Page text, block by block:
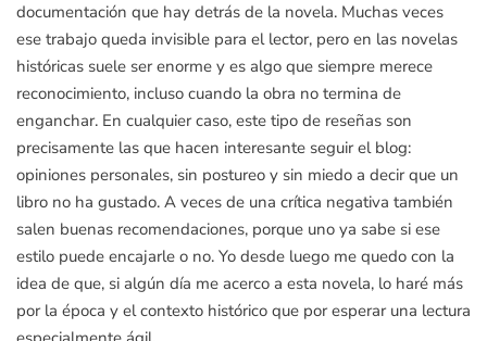
documentación que hay detrás de la novela. Muchas veces
ese trabajo queda invisible para el lector, pero en las novelas
históricas suele ser enorme y es algo que siempre merece
reconocimiento, incluso cuando la obra no termina de
enganchar. En cualquier caso, este tipo de reseñas son
precisamente las que hacen interesante seguir el blog:
opiniones personales, sin postureo y sin miedo a decir que un
libro no ha gustado. A veces de una crítica negativa también
salen buenas recomendaciones, porque uno ya sabe si ese
estilo puede encajarle o no. Yo desde luego me quedo con la
idea de que, si algún día me acerco a esta novela, lo haré más
por la época y el contexto histórico que por esperar una lectura